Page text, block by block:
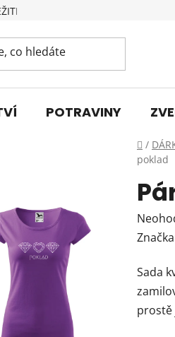
INFORMACE
POTRAVINY
Domů
/
poklad
je
0,0
z
Sada
prostě